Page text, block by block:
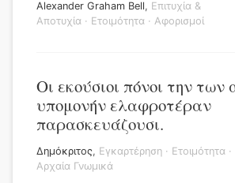
Alexander Graham Bell, Επιτυχία &
Αποτυχία · Ετοιμότητα · Αφορισμοί
Οι εκούσιοι πόνοι την των
υπομονήν ελαφροτέραν
παρασκευάζουσι.
Δημόκριτος, Εγκαρτέρηση · Ετοιμότητα ·
Αρχαία Γνωμικά